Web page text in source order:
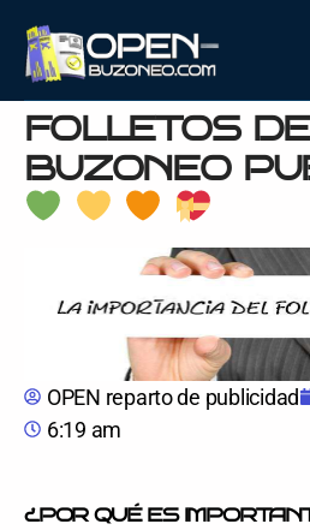
CÓMO
COLORES EN
FOLLETOS DE
BUZONEO
OPEN reparto de publicidad
6:19 am
¿POR QUÉ ES